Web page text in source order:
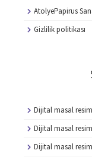
AtolyePapirus
Gizlilik politikası
Dijital masal
Dijital masal
Dijital masal